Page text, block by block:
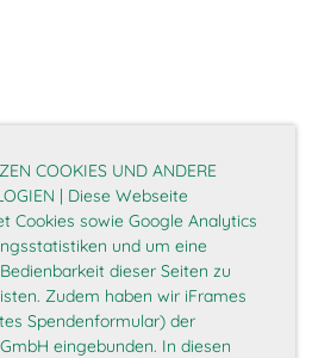
COOKIES UND ANDERE
| Diese Webseite
Cookies sowie Google Analytics
und um eine
dieser Seiten zu
Zudem haben wir iFrames
Spendenformular) der
eingebunden. In diesen